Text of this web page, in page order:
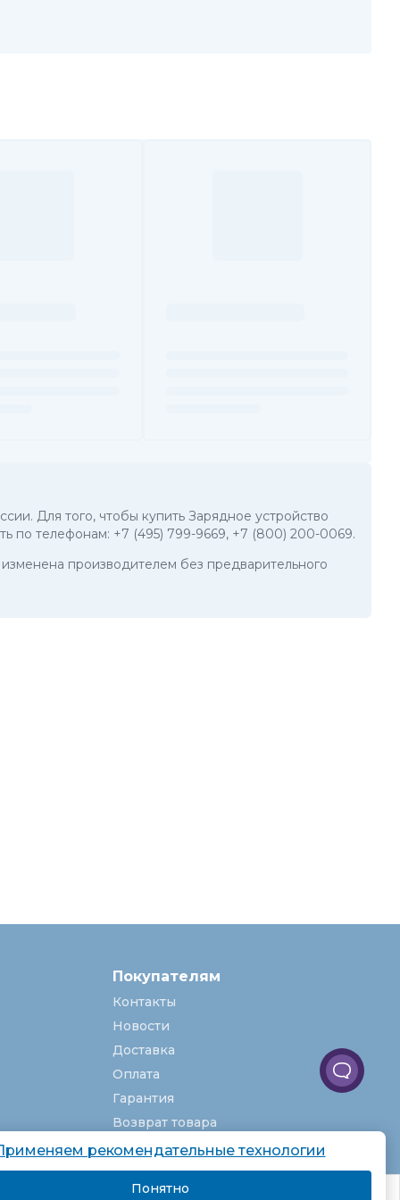
Для того, чтобы купить Зарядное устройство
по телефонам: +7 (495) 799-9669, +7 (800) 200-0069.
производителем без предварительного
Покупателям
Контакты
Новости
Доставка
Оплата
Гарантия
Возврат товара
Услуги
О компании
Вакансии
рекомендательные технологии
Понятно